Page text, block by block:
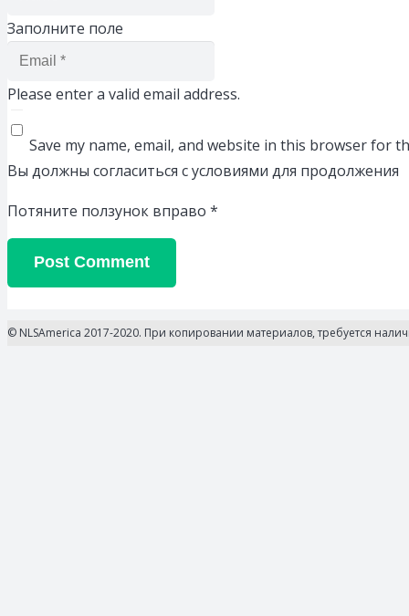
Заполните поле
Please enter a valid email address.
Save my name, email, and website in this browser for
Вы должны согласиться с условиями для продолжения
Потяните ползунок вправо *
Post Comment
© NLSAmerica 2017-2020. При копировании материалов, требуется